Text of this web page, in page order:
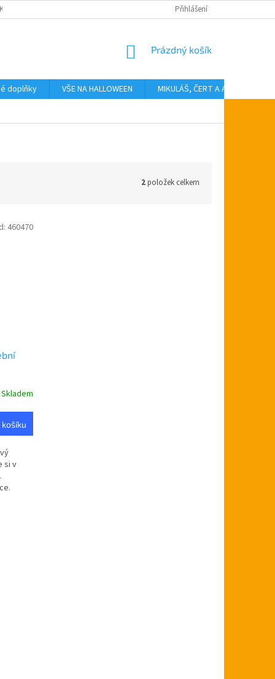
Přihlášení
NÁKUPNÍ
Prázdný košík
doplňky VŠE NA HALLOWEEN MIKULÁŠ, ČERT A ANDĚL
2položek celkem
Skladem
košíku
si v
460470